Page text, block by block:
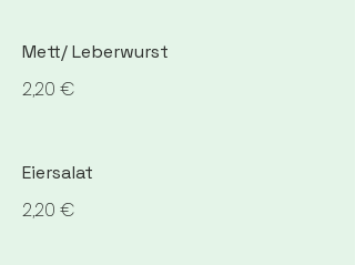
Mett/ Leberwurst
2,20 €
Eiersalat
2,20 €